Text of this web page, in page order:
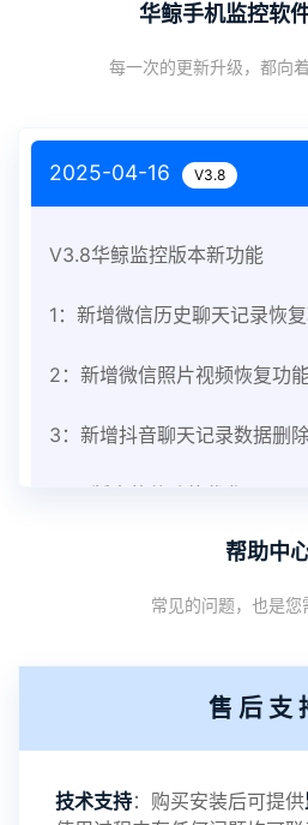
华鲸手机监控软
每一次的更新升级，都向
2025-04-16 V3.8
V3.8华鲸监控版本新功能
1：新增微信历史聊天记录恢
2：新增微信照片视频恢复功
3：新增抖音聊天记录数据删
1：优化监控终端从当前监控
机设备响应慢问题
4：优化离线云储存服务器相
帮助中
常见的问题，也是您
售后支
技术支持：购买安装后可提供